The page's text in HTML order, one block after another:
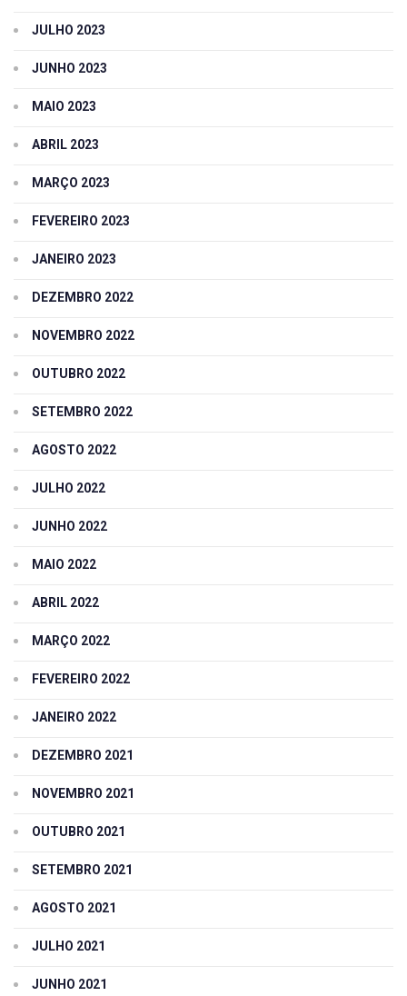
JULHO 2023
JUNHO 2023
MAIO 2023
ABRIL 2023
MARÇO 2023
FEVEREIRO 2023
JANEIRO 2023
DEZEMBRO 2022
NOVEMBRO 2022
OUTUBRO 2022
SETEMBRO 2022
AGOSTO 2022
JULHO 2022
JUNHO 2022
MAIO 2022
ABRIL 2022
MARÇO 2022
FEVEREIRO 2022
JANEIRO 2022
DEZEMBRO 2021
NOVEMBRO 2021
OUTUBRO 2021
SETEMBRO 2021
AGOSTO 2021
JULHO 2021
JUNHO 2021